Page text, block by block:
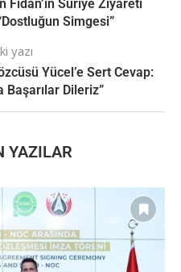
Fidan’ın Suriye Ziyareti
Simgesi”
yazı
Yücel’e Sert Cevap:
Başarılar Dileriz”
YAZILAR